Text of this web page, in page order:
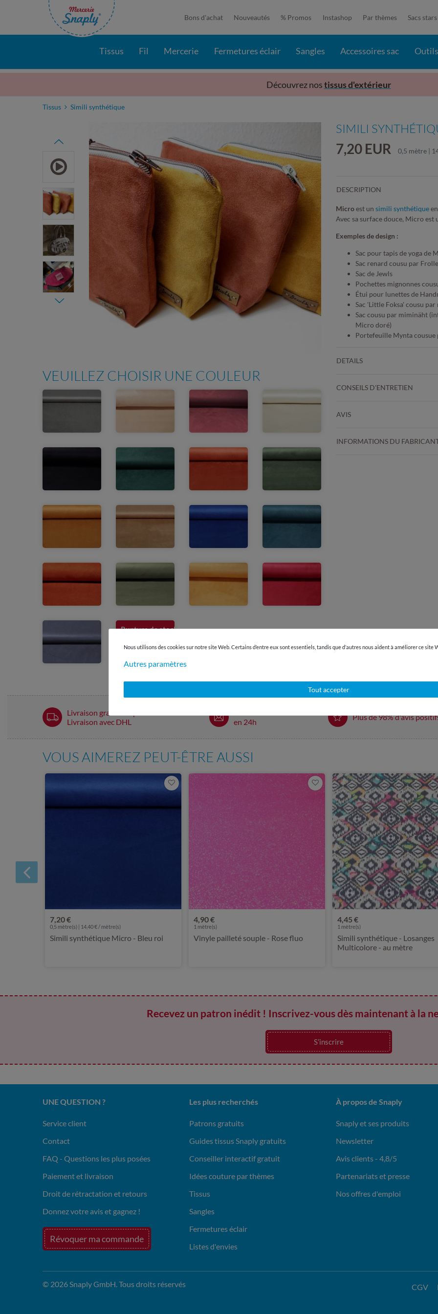
Bons d'achat Nouveautés % Promos Instashop Par thèmes Sacs stars
Tissus Fil Mercerie Fermetures éclair Sangles Accessoires sac
Découvrez nostissus d'extérieur
Tissus Simili synthétique
Item 1 of
VEUILLEZ CHOISIR UNE COULEUR
Rupture de stock
SIMILI
7,20 EUR 0,5 mètre |
DESCRIPTION
Microest un simili synthétique
Avec sa surface douce, Micro est
Exemples de design :
Sac pour tapis de yoga de
Sac renard cousu par
Sac de Jewls
Pochettes mignonnes
Étui pour lunettes de
Sac 'Little Foksa' cousu
Sac cousu par miminäht
Micro doré)
Portefeuille Mynta
DETAILS
CONSEILS D'ENTRETIEN
AVIS
INFORMATIONS DU
Livraison gratuite à partir de 60 € -
Livraison avec DHL
en 24h
Plus de 98% d'avis
VOUS AIMEREZ PEUT-ÊTRE AUSSI
7,20 €
0,5 mètre(s) | 14,40 € / mètre(s)
Simili synthétique Micro - Bleu roi
4,90 €
1 mètre(s)
Vinyle pailleté souple - Rose fluo
4,45 €
1 mètre(s)
Simili synthétique - Losanges
Multicolore - au mètre
Recevez un patron inédit ! Inscrivez-vous dès maintenant à la
S’inscrire
Nous utilisons des cookies sur notre site Web. Certains d’entre eux sont essentiels, tandis que d’autres nous aident à améliorer ce site
Autres paramètres
Tout accepter
UNE QUESTION ?
Service client
Contact
FAQ - Questions les plus posées
Paiement et livraison
Droit de rétractation et retours
Donnez votre avis et gagnez !
Révoquer ma commande
Les plus recherchés
Patrons gratuits
Guides tissus Snaply gratuits
Conseiller interactif gratuit
Idées couture par thèmes
Tissus
Sangles
Fermetures éclair
Listes d'envies
À propos de Snaply
Snaply et ses produits
Newsletter
Avis clients - 4,8/5
Partenariats et presse
Nos offres d'emploi
CGV
© 2026 Snaply GmbH. Tous droits réservés